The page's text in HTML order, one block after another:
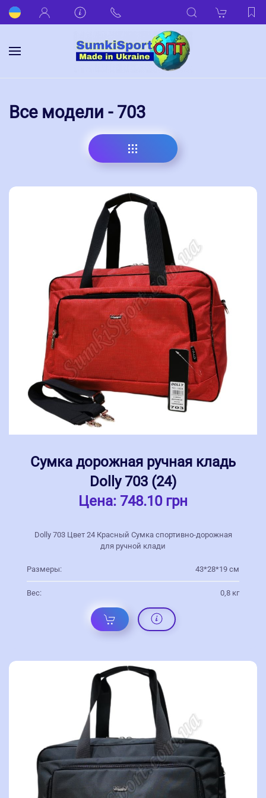
Все модели - 703
Сумка дорожная ручная кладь
Dolly 703 (24)
Цена: 748.10 грн
Dolly 703 Цвет 24 Красный Сумка спортивно-дорожная
для ручной клади
Размеры: 43*28*19 см
Вес: 0,8 кг